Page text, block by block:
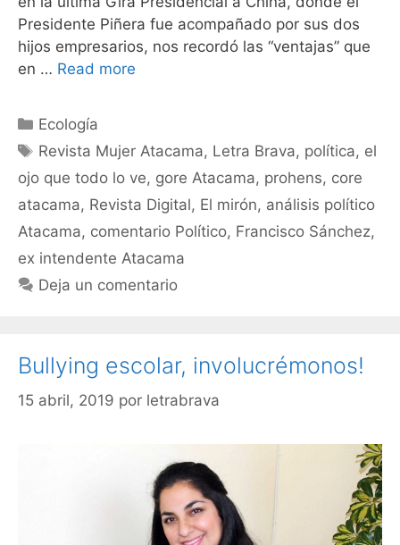
Presidente Piñera fue acompañado por sus dos
hijos empresarios, nos recordó las “ventajas” que
en … Read more
Ecología
Revista Mujer Atacama, Letra Brava, política, el
ojo que todo lo ve, gore Atacama, prohens, core
atacama, Revista Digital, El mirón, análisis político
Atacama, comentario Político, Francisco Sánchez,
ex intendente Atacama
Deja un comentario
Bullying escolar, involucrémonos!
15 abril, 2019 por letrabrava